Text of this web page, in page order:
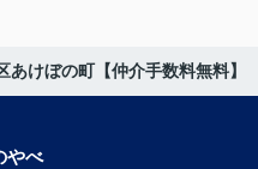
けぼの町【仲介手数料無料】
やべ